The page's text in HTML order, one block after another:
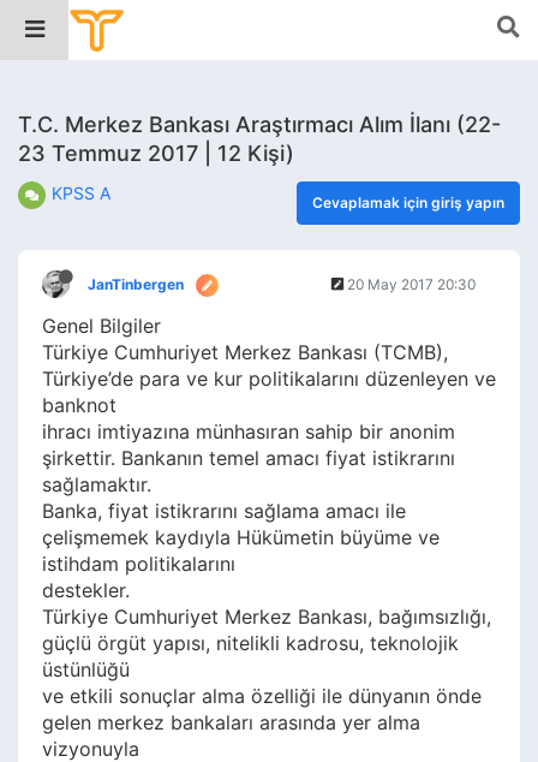
T.C. Merkez Bankası Araştırmacı Alım İlanı (22-
23 Temmuz 2017 | 12 Kişi)
KPSS A Cevaplamak için giriş yapın
JanTinbergen 20 May 2017 20:30
Genel Bilgiler
Türkiye Cumhuriyet Merkez Bankası (TCMB),
Türkiye’de para ve kur politikalarını düzenleyen ve
banknot
ihracı imtiyazına münhasıran sahip bir anonim
şirkettir. Bankanın temel amacı fiyat istikrarını
sağlamaktır.
Banka, fiyat istikrarını sağlama amacı ile
çelişmemek kaydıyla Hükümetin büyüme ve
istihdam politikalarını
destekler.
Türkiye Cumhuriyet Merkez Bankası, bağımsızlığı,
güçlü örgüt yapısı, nitelikli kadrosu, teknolojik
üstünlüğü
ve etkili sonuçlar alma özelliği ile dünyanın önde
gelen merkez bankaları arasında yer alma
vizyonuyla